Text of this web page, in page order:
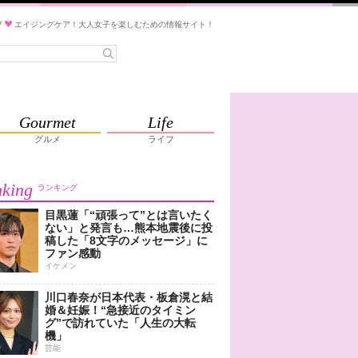
エイジングケア！大人女子を楽しむための情報サイト！
Gourmet
グルメ
Life
ライフ
ランキング
目黒蓮「“頑張って”とは言いたく
ない」と発言も…熊本地震後に投
稿した「8文字のメッセージ」に
ファン感動
イケメン
川口春奈が日本代表・板倉滉と結
婚＆妊娠！“急接近のタイミン
グ”で訪れていた「人生の大転
機」
芸能